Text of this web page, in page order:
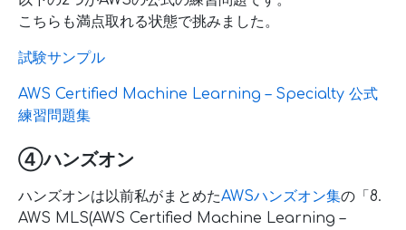
こちらも満点取れる状態で挑みました。
試験サンプル
AWS Certified Machine Learning – Specialty 公式
練習問題集
④ハンズオン
ハンズオンは以前私がまとめたAWSハンズオン集の「8.
AWS MLS(AWS Certified Machine Learning –